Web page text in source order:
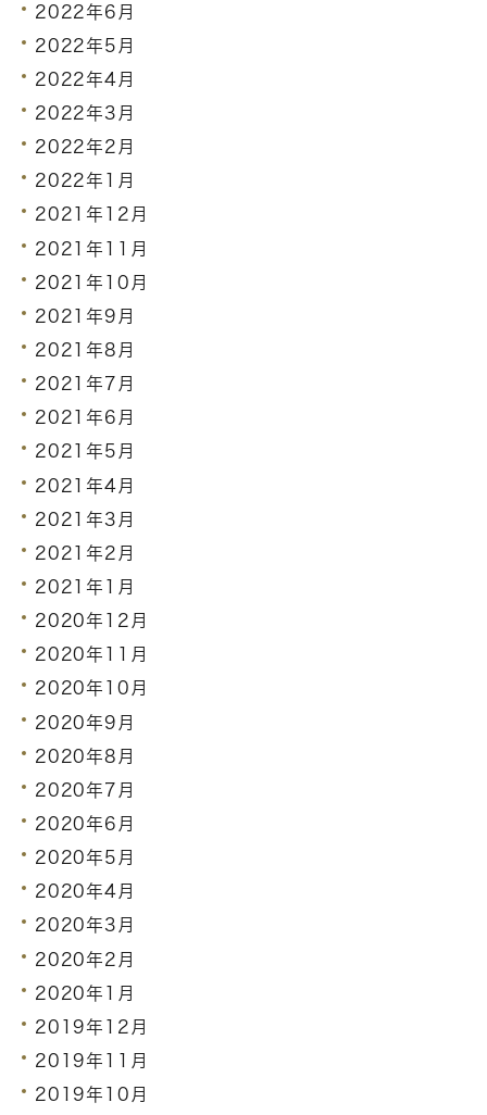
2022年6月
2022年5月
2022年4月
2022年3月
2022年2月
2022年1月
2021年12月
2021年11月
2021年10月
2021年9月
2021年8月
2021年7月
2021年6月
2021年5月
2021年4月
2021年3月
2021年2月
2021年1月
2020年12月
2020年11月
2020年10月
2020年9月
2020年8月
2020年7月
2020年6月
2020年5月
2020年4月
2020年3月
2020年2月
2020年1月
2019年12月
2019年11月
2019年10月